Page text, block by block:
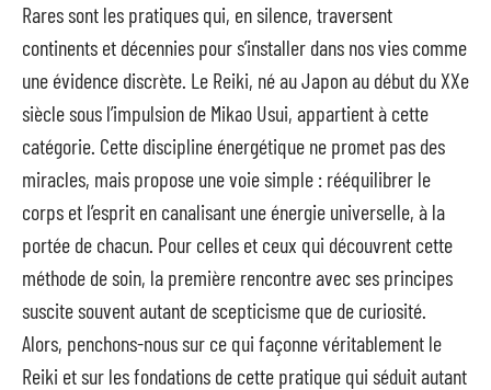
Rares sont les pratiques qui, en silence, traversent
continents et décennies pour s’installer dans nos vies comme
une évidence discrète. Le Reiki, né au Japon au début du XXe
siècle sous l’impulsion de Mikao Usui, appartient à cette
catégorie. Cette discipline énergétique ne promet pas des
miracles, mais propose une voie simple : rééquilibrer le
corps et l’esprit en canalisant une énergie universelle, à la
portée de chacun. Pour celles et ceux qui découvrent cette
méthode de soin, la première rencontre avec ses principes
suscite souvent autant de scepticisme que de curiosité.
Alors, penchons-nous sur ce qui façonne véritablement le
Reiki et sur les fondations de cette pratique qui séduit autant